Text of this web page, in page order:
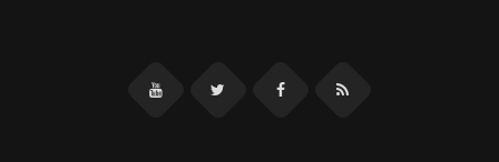
YouTubeTwitter FacebookRSS